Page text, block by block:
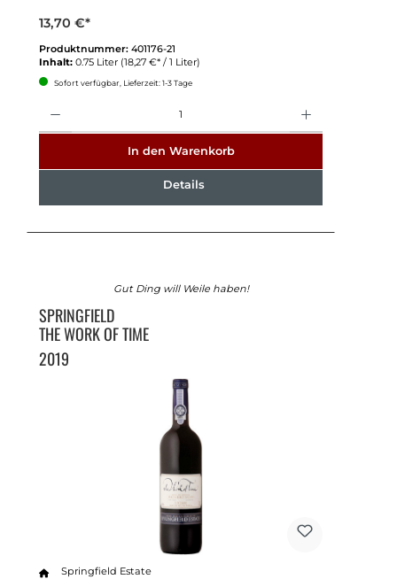
13,70 €*
Produktnummer: 401176-21
Inhalt: 0.75 Liter (18,27 €* / 1 Liter)
Sofort verfügbar, Lieferzeit: 1-3 Tage
In den Warenkorb
Details
Gut Ding will Weile haben!
SPRINGFIELD
THE WORK OF TIME
2019
Springfield Estate